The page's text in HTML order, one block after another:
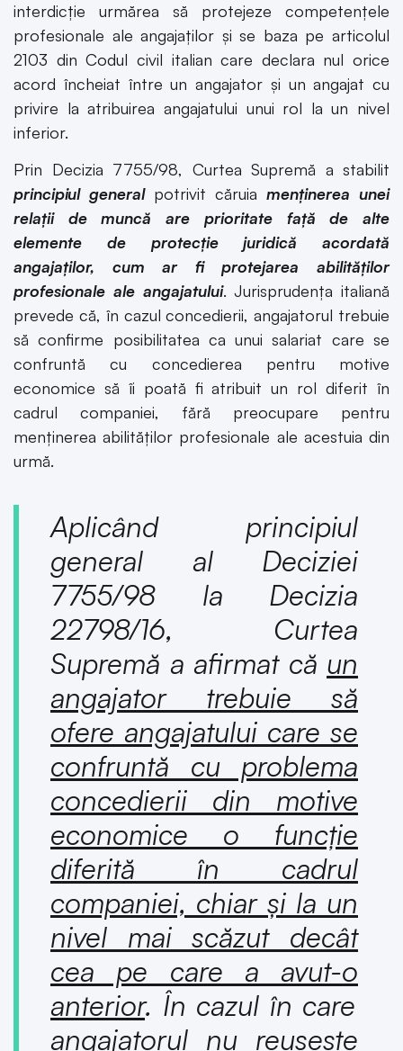
interdicție urmărea să protejeze competențele
profesionale ale angajaților și se baza pe articolul
2103 din Codul civil italian care declara nul orice
acord încheiat între un angajator și un angajat cu
privire la atribuirea angajatului unui rol la un nivel
inferior.
Prin Decizia 7755/98, Curtea Supremă a stabilit
principiul generalpotrivit căruia menținerea unei
relații de muncă are prioritate fațăde alte
elemente de protecție juridică acordată
angajaților, cum ar fi protejarea abilităților
profesionale ale angajatului. Jurisprudența italiană
prevede că, în cazul concedierii, angajatorul trebuie
să confirme posibilitatea ca unui salariat care se
confruntă cu concedierea pentru motive
economice să îi poată fi atribuit un rol diferit în
cadrul companiei, fără preocupare pentru
menținerea abilităților profesionale ale acestuia din
urmă.
Aplicând principiul
general al Deciziei
7755/98 la Decizia
22798/16, Curtea
Supremă a afirmat că un
angajator trebuie să
ofere angajatului care se
confruntă cu problema
concedierii din motive
economice o funcție
diferită în cadrul
companiei, chiar și la un
nivel mai scăzut decât
cea pe care a avut-o
anterior. În cazul în care
angajatorul nu reușește